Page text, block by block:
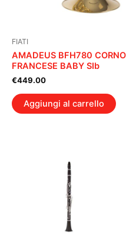
FIATI
AMADEUS BFH780 CORNO
FRANCESE BABY SIb
€449.00
Aggiungi al carrello